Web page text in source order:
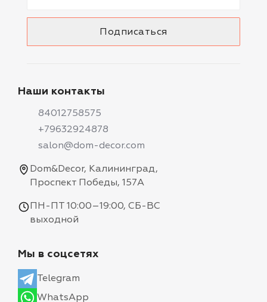
Наши контакты
84012758575
+79632924878
salon@dom-decor.com
Dom&Decor, Калининград,
Проспект Победы, 157А
ПН-ПТ 10:00–19:00, СБ-ВС
выходной
Мы в соцсетях
Telegram
WhatsApp